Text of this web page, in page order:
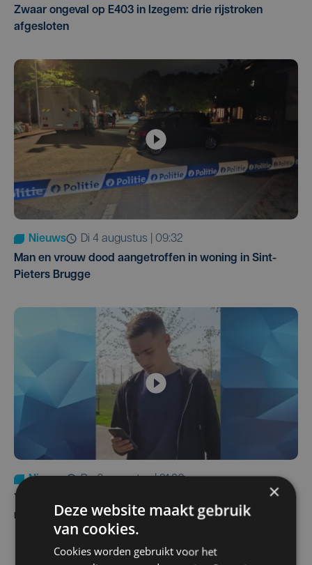
Zwaar ongeval op E403 in Izegem: drie rijstroken
afgesloten
Nieuws
di 4 augustus | 09:32
Man en vrouw dood aangetroffen in woning in Sint-
Pieters Brugge
Nieuws
do 6 augustus | 21:30
Yaro (19), slachtoffer van vechtpartij, is na
maandenlange coma overleden
×
Deze website maakt gebruik
van cookies.
Cookies worden gebruikt voor het